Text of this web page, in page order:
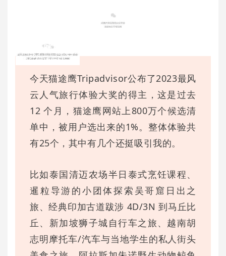
乔小胖自语
今天猫途鹰Tripadvisor公布了2023最风
云人气旅行体验大奖的得主，这是过去
12 个月，猫途鹰网站上800万个候选清
单中，被用户选出来的1%。整体体验共
有25个，其中有几个还挺吸引我的。
比如泰国清迈农场半日泰式烹饪课程、
暹粒导游的小团体探索吴哥窟日出之
旅、经典印加古道跋涉 4D/3N 到马丘比
丘、新加坡狮子城自行车之旅、越南胡
志明摩托车/汽车与当地学生的私人街头